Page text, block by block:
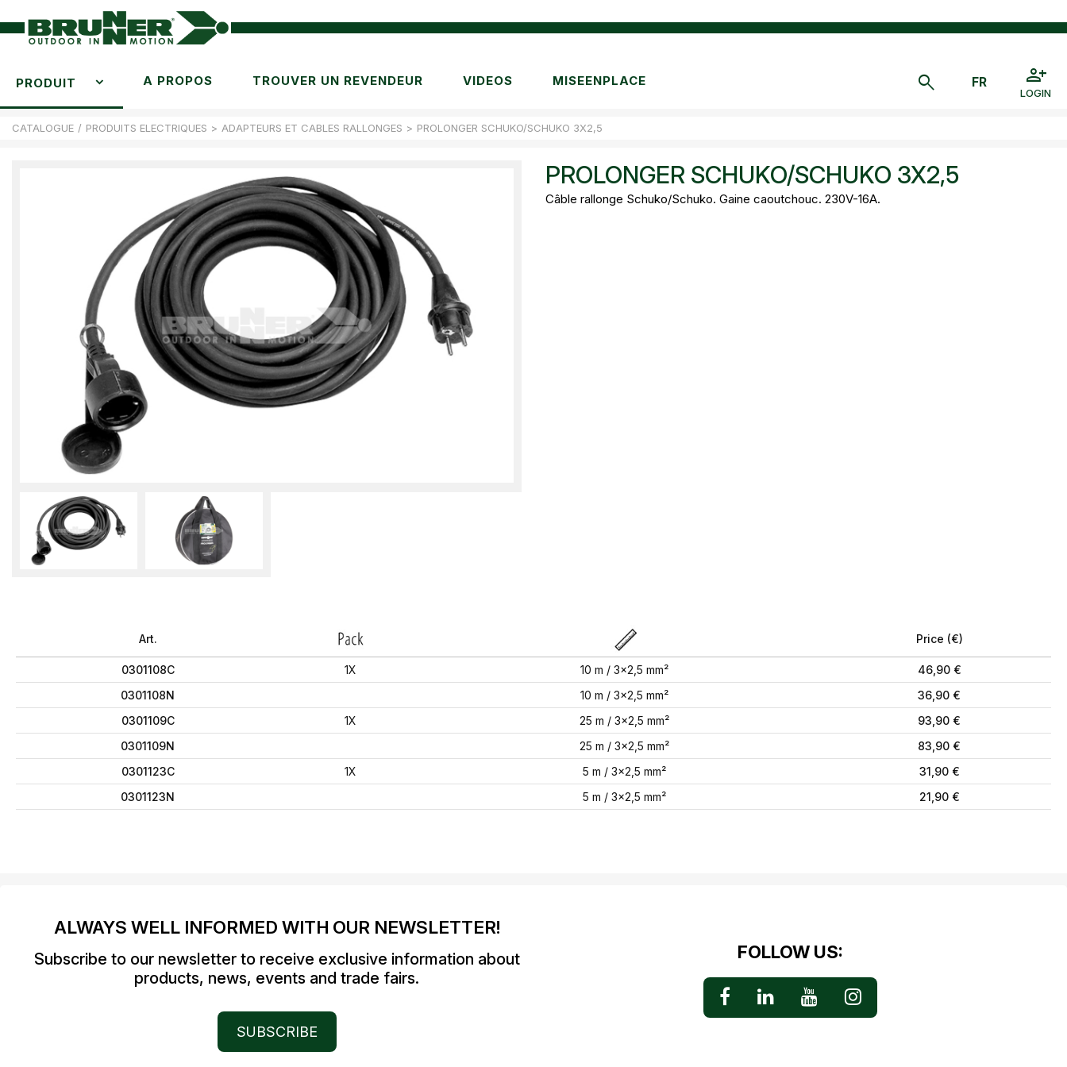
PRODUIT A PROPOS TROUVER UN REVENDEUR VIDEOS MISEENPLACE
LOGIN
CATALOGUE / PRODUITS ELECTRIQUES > ADAPTEURS ET CABLES RALLONGES > PROLONGER SCHUKO/SCHUKO 3X2,5
PROLONGER SCHUKO/SCHUKO 3X2,5
Câble rallonge Schuko/Schuko. Gaine caoutchouc. 230V-16A.
Art. Price (€)
0301108C 1X 10 m / 3x2,5 mm²
46,90 €
0301108N
10 m / 3x2,5 mm²
36,90 €
0301109C
1X 25 m / 3x2,5 mm²
93,90 €
0301109N
25 m / 3x2,5 mm²
83,90 €
0301123C
1X 5 m / 3x2,5 mm²
31,90 €
0301123N
5 m / 3x2,5 mm² 21,90 €
ALWAYS WELL INFORMED WITH OUR NEWSLETTER!
Subscribe to our newsletter to receive exclusive information about
products, news, events and trade fairs.
SUBSCRIBE
FOLLOW US: